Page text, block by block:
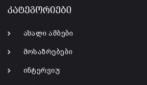
კატეგორიები
ახალი ამბები
მოსაზრებები
ინტერვიუ